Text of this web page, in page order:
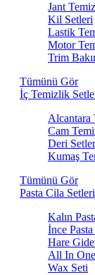
Jant
Kil Setleri
Lastik
Motor
Trim
Tümünü Gör
İç Temizlik
Alcantara
Cam
Deri
Kumaş
Tümünü Gör
Pasta Cila Setleri
Kalın
İnce
Hare
All In
Wax Seti